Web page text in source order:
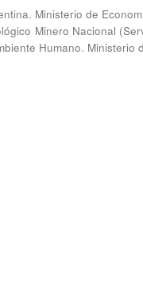
Ministerio de
Minero Nacional (
Humano. Ministerio